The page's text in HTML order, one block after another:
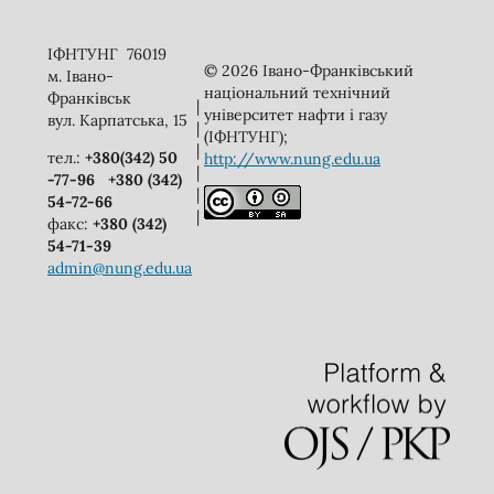
ІФНТУНГ 76019
м. Івано-
Франківськ
вул. Карпатська, 15
тел.: +380(342) 50
-77-96
+380 (342)
54-72-66
факс: +380 (342)
54-71-39
admin@nung.edu.ua
|
|
|
|
|
|
© 2026 Івано-Франківський
національний технічний
університет нафти і газу
(ІФНТУНГ);
http://www.nung.edu.ua